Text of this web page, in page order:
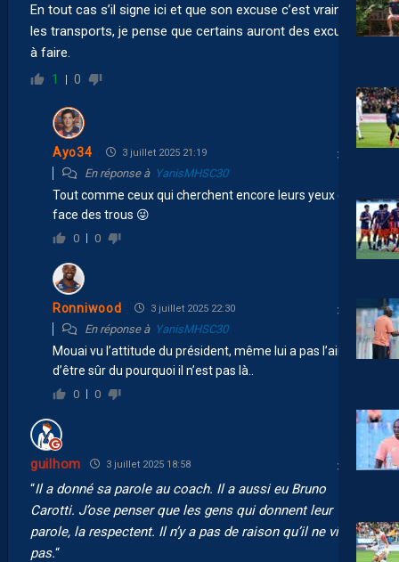
En tout cas s’il signe ici et que son excuse c’est vraiment
les transports, je pense que certains auront des excuses
à faire.
1 0
Ayo34 3 juillet 2025 21:19
En réponse à YanisMHSC30
Tout comme ceux qui cherchent encore leurs yeux en
face des trous 😜
0 0
Ronniwood 3 juillet 2025 22:30
En réponse à YanisMHSC30
Mouai vu l’attitude du président, même lui a pas l’air
d’être sûr du pourquoi il n’est pas là..
0 0
guilhom 3 juillet 2025 18:58
“Il a donné sa parole au coach. Il a aussi eu Bruno
Carotti. J’ose penser que les gens qui donnent leur
parole, la respectent. Il n’y a pas de raison qu’il ne vienne
pas.“